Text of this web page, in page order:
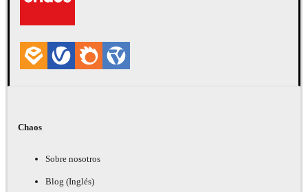
Chaos
Sobre nosotros
Blog (Inglés)